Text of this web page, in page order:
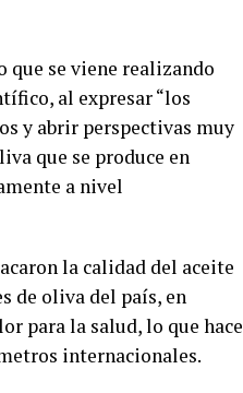
que se viene realizando
al expresar “los
y abrir perspectivas muy
que se produce en
a nivel
la calidad del aceite
de oliva del país, en
para la salud, lo que hace
internacionales.